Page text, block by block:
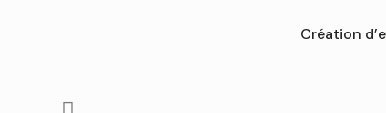
Création